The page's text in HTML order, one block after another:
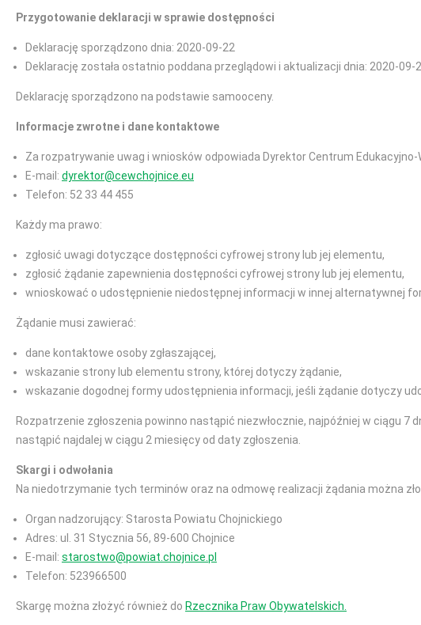
Przygotowanie deklaracji w sprawie dostępności
Deklarację sporządzono dnia: 2020-09-22
Deklarację została ostatnio poddana przeglądowi i aktualizacji dnia: 2020-09-
Deklarację sporządzono na podstawie samooceny.
Informacje zwrotne i dane kontaktowe
Za rozpatrywanie uwag i wniosków odpowiada Dyrektor Centrum
E-mail: dyrektor@cewchojnice.eu
Telefon: 52 33 44 455
Każdy ma prawo:
zgłosić uwagi dotyczące dostępności cyfrowej strony lub jej elementu,
zgłosić żądanie zapewnienia dostępności cyfrowej strony lub jej elementu,
wnioskować o udostępnienie niedostępnej informacji w innej alternatywnej
Żądanie musi zawierać:
dane kontaktowe osoby zgłaszającej,
wskazanie strony lub elementu strony, której dotyczy żądanie,
wskazanie dogodnej formy udostępnienia informacji, jeśli żądanie dotyczy
Rozpatrzenie zgłoszenia powinno nastąpić niezwłocznie, najpóźniej w ciągu
nastąpić najdalej w ciągu 2 miesięcy od daty zgłoszenia.
Skargi i odwołania
Na niedotrzymanie tych terminów oraz na odmowę realizacji żądania można
Organ nadzorujący: Starosta Powiatu Chojnickiego
Adres: ul. 31 Stycznia 56, 89-600 Chojnice
E-mail: starostwo@powiat.chojnice.pl
Telefon: 523966500
Skargę można złożyć również do Rzecznika Praw Obywatelskich.